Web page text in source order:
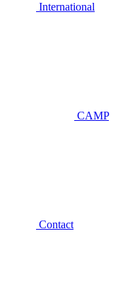
International
CAMP
Contact